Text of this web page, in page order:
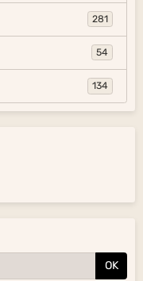
281
54
134
OK